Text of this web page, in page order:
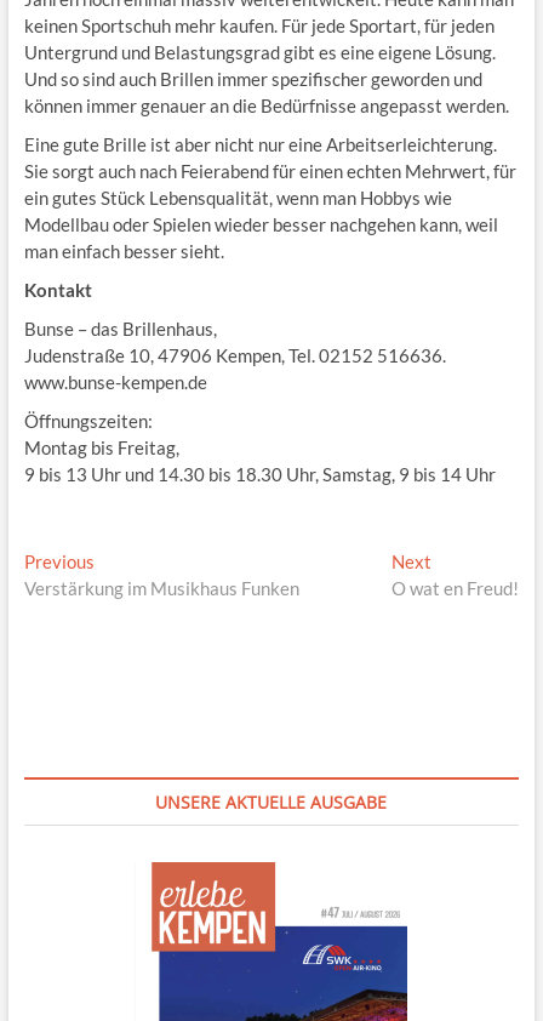
keinen Sportschuh mehr kaufen. Für jede Sportart, für jeden
Untergrund und Belastungsgrad gibt es eine eigene Lösung.
Und so sind auch Brillen immer spezifischer geworden und
können immer genauer an die Bedürfnisse angepasst werden.
Eine gute Brille ist aber nicht nur eine Arbeitserleichterung.
Sie sorgt auch nach Feierabend für einen echten Mehrwert, für
ein gutes Stück Lebensqualität, wenn man Hobbys wie
Modellbau oder Spielen wieder besser nachgehen kann, weil
man einfach besser sieht.
Kontakt
Bunse – das Brillenhaus,
Judenstraße 10, 47906 Kempen, Tel. 02152 516636.
www.bunse-kempen.de
Öffnungszeiten:
Montag bis Freitag,
9 bis 13 Uhr und 14.30 bis 18.30 Uhr, Samstag, 9 bis 14 Uhr
Beitragsnavigation
PreviousPrevious
post:
Verstärkung im Musikhaus Funken
Next
post:
O wat en Freud!
UNSERE AKTUELLE AUSGABE